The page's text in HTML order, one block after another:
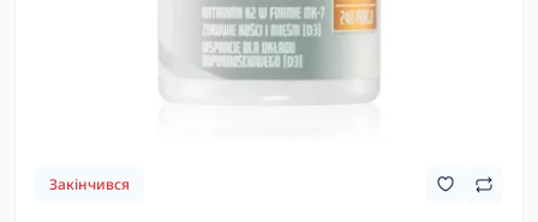
Закінчився